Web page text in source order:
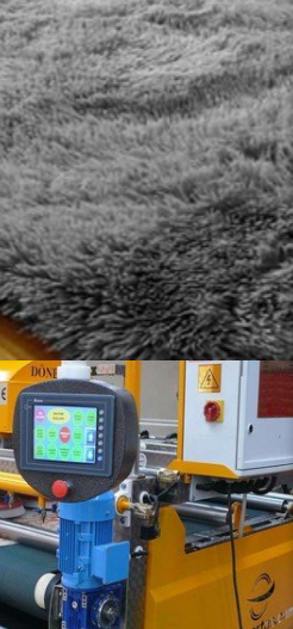
HALI YIKAMA